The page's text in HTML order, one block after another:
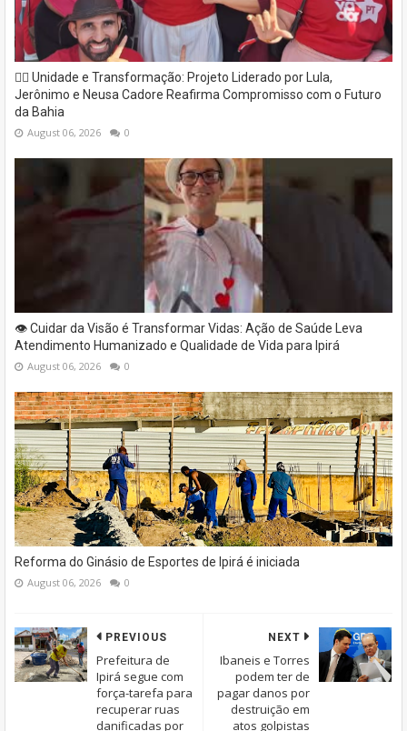
✊🏽 Unidade e Transformação: Projeto Liderado por Lula,
Jerônimo e Neusa Cadore Reafirma Compromisso com o Futuro
da Bahia
August 06, 2026 0
👁️ Cuidar da Visão é Transformar Vidas: Ação de Saúde Leva
Atendimento Humanizado e Qualidade de Vida para Ipirá
August 06, 2026 0
Reforma do Ginásio de Esportes de Ipirá é iniciada
August 06, 2026 0
NEXT
Ibaneis e Torres
podem ter de
pagar danos por
destruição em
atos golpistas
PREVIOUS
Prefeitura de
Ipirá segue com
força-tarefa para
recuperar ruas
danificadas por